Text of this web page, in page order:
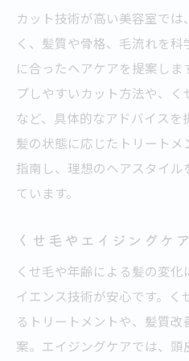
カット技術が高い美容室で
く、髪質や骨格、毛流れを
に合ったヘアケアを提案し
プしやすいカット方法や、
など、具体的なアドバイス
髪の状態に応じたトリート
指南し、理想のヘアスタイ
ています。
くせ毛やエイジングケ
くせ毛や年齢による髪の変
イエンス技術が安心です。く
るトリートメントや、髪質
案。エイジングケアでは、